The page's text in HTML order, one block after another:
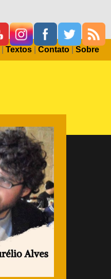
Textos Contato Sobre